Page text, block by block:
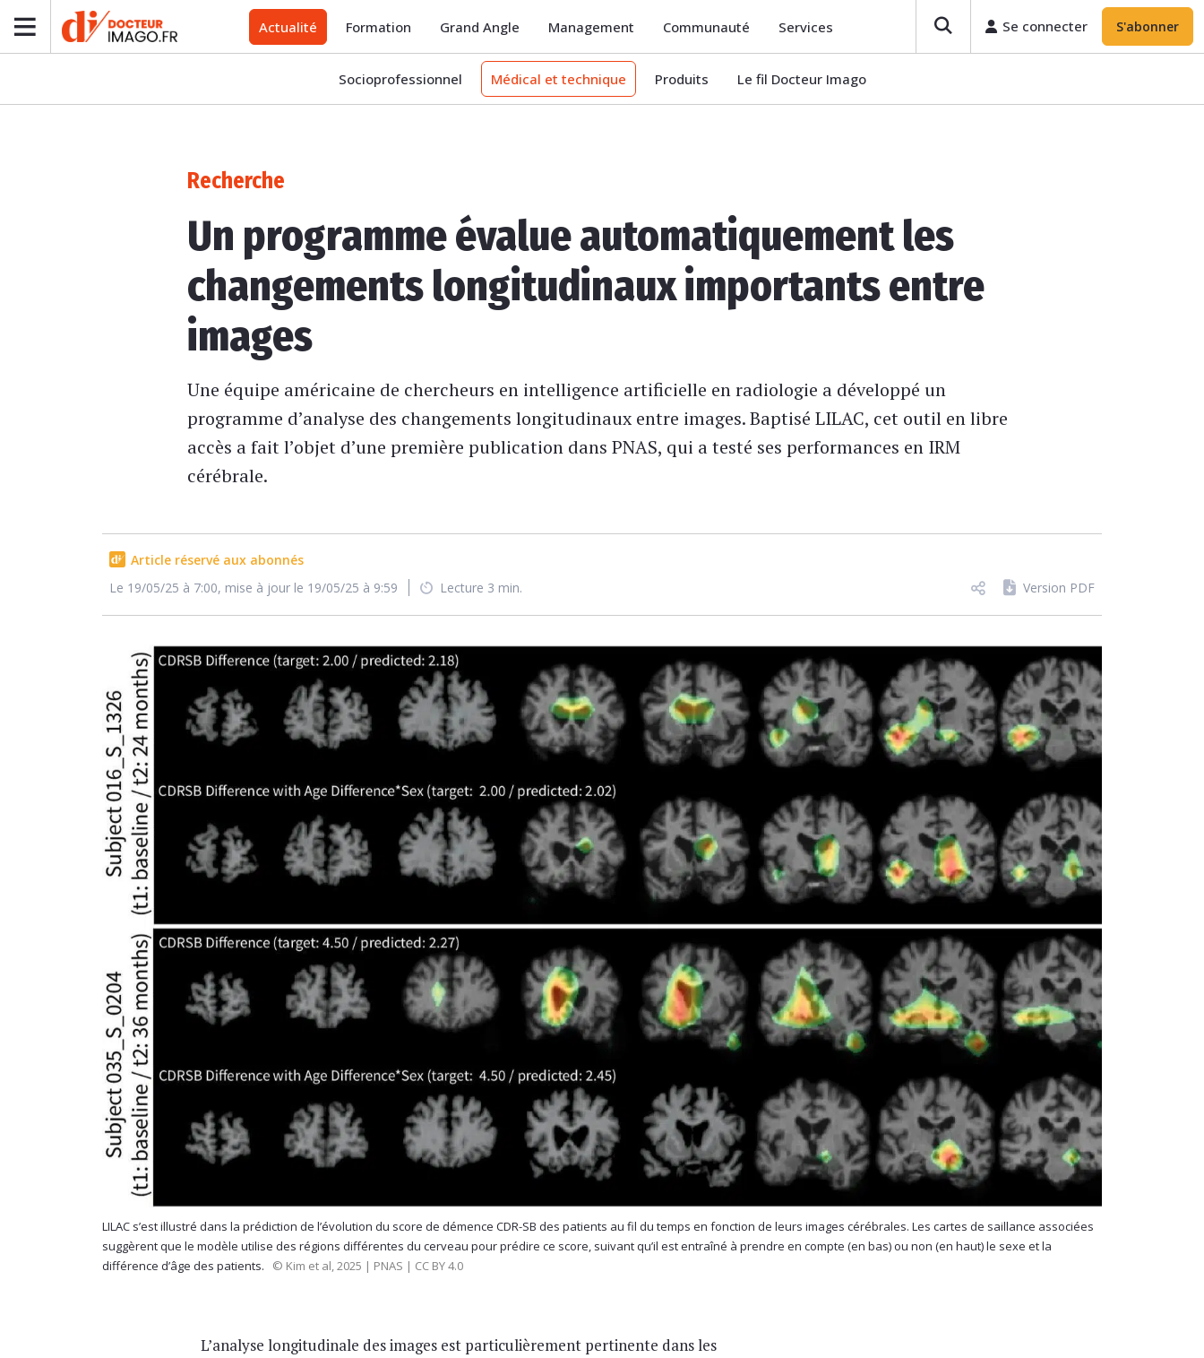
Actualité Formation Grand Angle Management Communauté Services Se connecter S'abonner
Socioprofessionnel Médical et technique Produits Le fil Docteur Imago
Recherche
Un programme évalue automatiquement les
changements longitudinaux importants entre
images
Une équipe américaine de chercheurs en intelligence artificielle en radiologie a développé un
programme d’analyse des changements longitudinaux entre images. Baptisé LILAC, cet outil en libre
accès a fait l’objet d’une première publication dans PNAS, qui a testé ses performances en IRM
cérébrale.
Article réservé aux abonnés
Le 19/05/25 à 7:00, mise à jour le 19/05/25 à 9:59
Lecture 3 min. Version PDF
LILAC s’est illustré dans la prédiction de l’évolution du score de démence CDR-SB des patients au fil du temps en fonction de leurs images cérébrales. Les cartes de saillance associées
suggèrent que le modèle utilise des régions différentes du cerveau pour prédire ce score, suivant qu’il est entraîné à prendre en compte (en bas) ou non (en haut) le sexe et la
différence d’âge des patients.
© Kim et al, 2025 | PNAS | CC BY 4.0
L’analyse longitudinale des images est particulièrement pertinente dans les